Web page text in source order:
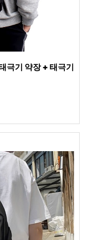
극기 약장 + 태극기